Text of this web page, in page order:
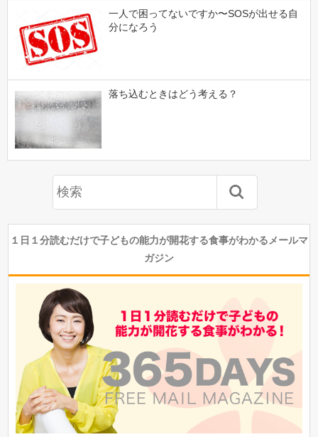
一人で困ってないですか〜SOSが出せる自
分になろう
落ち込むときはどう考える？
１日１分読むだけで子どもの能力が開花する食事がわかるメールマ
ガジン